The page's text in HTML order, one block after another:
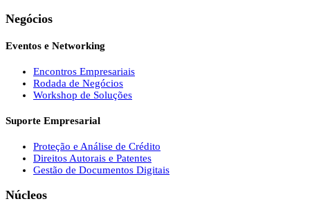
Negócios
Eventos e Networking
Encontros Empresariais
Rodada de Negócios
Workshop de Soluções
Suporte Empresarial
Proteção e Análise de Crédito
Direitos Autorais e Patentes
Gestão de Documentos Digitais
Núcleos